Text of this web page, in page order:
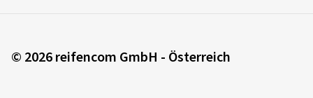
© 2026 reifencom GmbH - Österreich